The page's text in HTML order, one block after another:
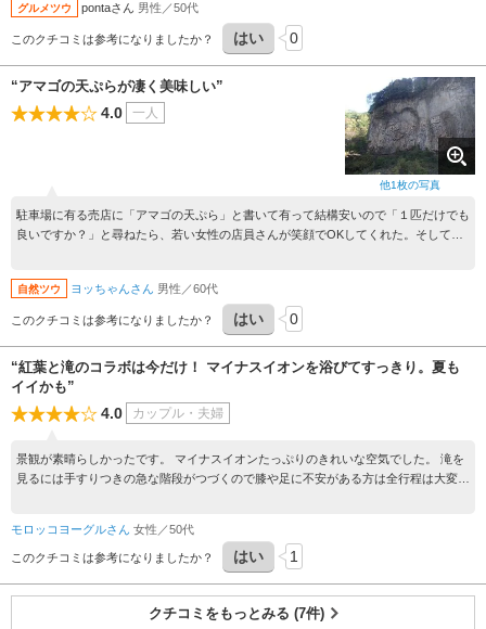
グルメツウ pontaさん 男性／50代
このクチコミは参考になりましたか？ はい 0
他1枚の写真
“アマゴの天ぷらが凄く美味しい”
4.0 一人
駐車場に有る売店に「アマゴの天ぷら」と書いて有って結構安いので「１匹だけでも
良いですか？」と尋ねたら、若い女性の店員さんが笑顔でOKしてくれた。そして揚
自然ツウ ヨッちゃんさん 男性／60代
このクチコミは参考になりましたか？ はい 0
“紅葉と滝のコラボは今だけ！ マイナスイオンを浴びてすっきり。夏も
イイかも”
4.0 カップル・夫婦
景観が素晴らしかったです。 マイナスイオンたっぷりのきれいな空気でした。 滝を
見るには手すりつきの急な階段がつづくので膝や足に不安がある方は全行程は大変か
温泉の前に行くとおトクです。
モロッコヨーグルさん 女性／50代
このクチコミは参考になりましたか？ はい 1
クチコミをもっとみる (7件)